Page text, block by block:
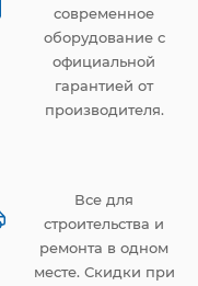
современное
оборудование с
официальной
гарантией от
производителя.
Все для
строительства и
ремонта в одном
месте. Скидки при